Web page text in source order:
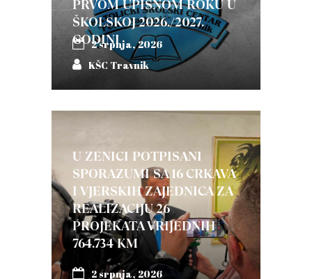
PRVOM UPISNOM ROKU U
ŠKOLSKOJ 2026./2027.
GODINI
2 srpnja, 2026
KŠC Travnik
U ZENICI POTPISANI
SPORAZUMI SA 16 CRKAVA
I VJERSKIH ZAJEDNICA ZA
REALIZACIJU 26
PROJEKATA VRIJEDNIH
764.734 KM
2 srpnja, 2026